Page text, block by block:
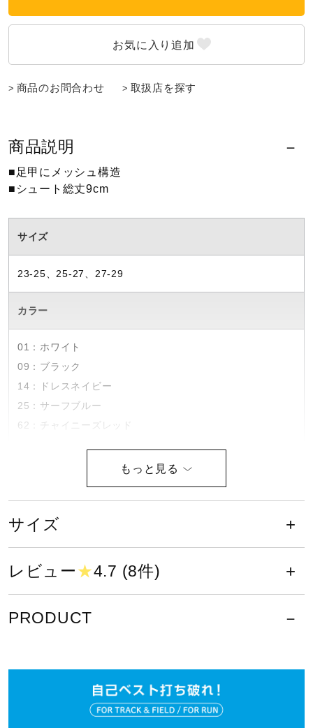
ウィンタースポーツ
ライフスタイルグッズ
寝具／ミズノスリープ
アウトドア／レイン
サポーター
メディカル
コラボ／ライセンス
商品のお問合わせ 取扱店を探す
商品説明
■足甲にメッシュ構造
■シュート総丈9cm
サイズ
23-25、25-27、27-29
カラー
01：ホワイト
09：ブラック
14：ドレスネイビー
25：サーフブルー
62：チャイニーズレッド
綿，ポリエステル、ナイロン、ポリウレタン
中国製
発売シーズン
サイズ
レビュー★4.7 (8件)
PRODUCT